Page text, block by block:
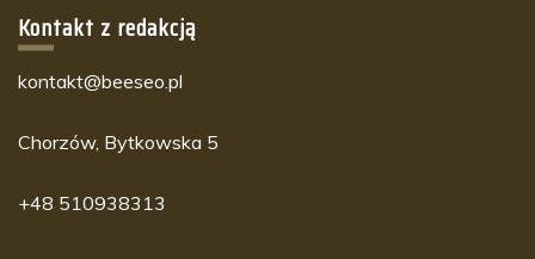
Kontakt z redakcją
kontakt@beeseo.pl
Chorzów, Bytkowska 5
+48 510938313